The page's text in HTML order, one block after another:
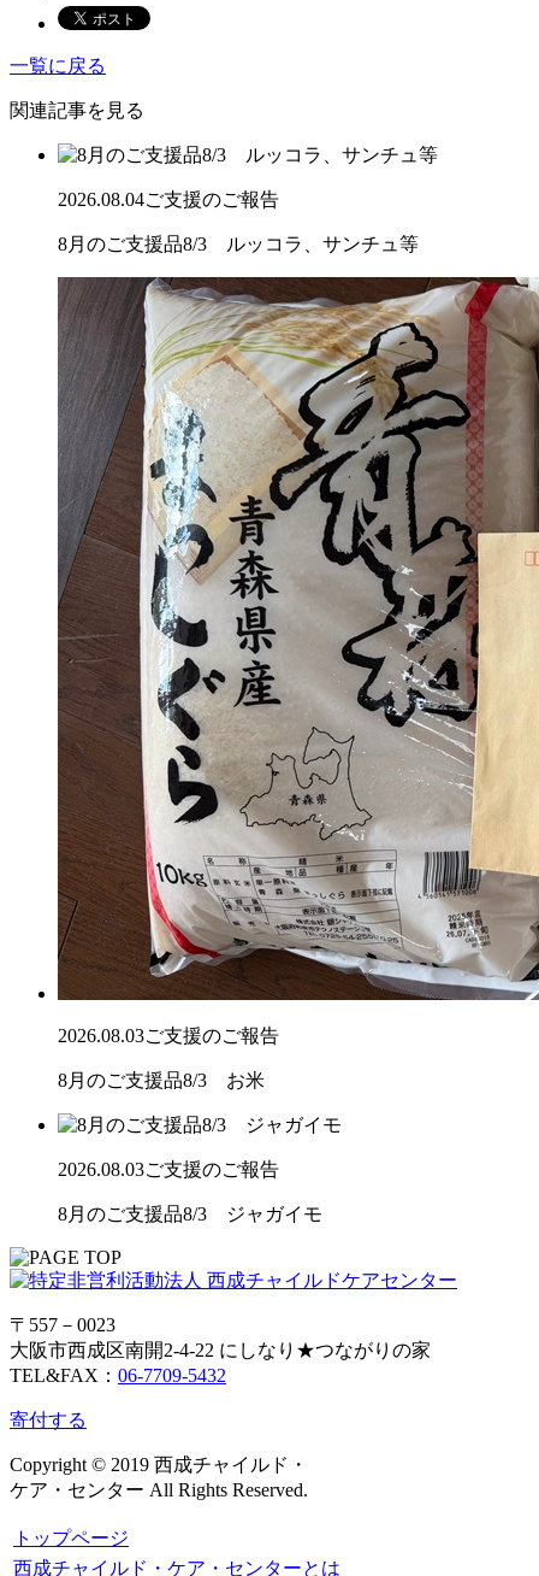
一覧に戻る
関連記事を見る
2026.08.04ご支援のご報告
8月のご支援品8/3 ルッコラ、サンチュ等
2026.08.03ご支援のご報告
8月のご支援品8/3 お米
2026.08.03ご支援のご報告
8月のご支援品8/3 ジャガイモ
〒557－0023
大阪市西成区南開2-4-22 にしなり★つながりの家
TEL&FAX： 06-7709-5432
寄付する
Copyright © 2019 西成チャイルド・
ケア・センター All Rights Reserved.
トップページ
西成チャイルド・ケア・センターとは